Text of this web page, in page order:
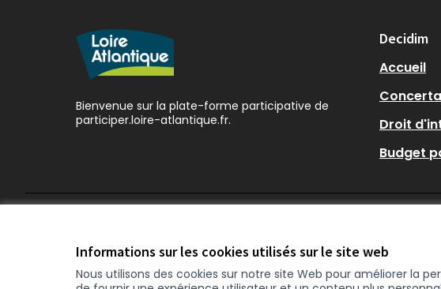
Informations sur les cookies utilisés sur le site web
Nous utilisons des cookies sur notre site Web pour améliorer la
Bienvenue sur la plate-forme participative de
participer.loire-atlantique.fr.
Decidim
Accueil
Droit
Budget